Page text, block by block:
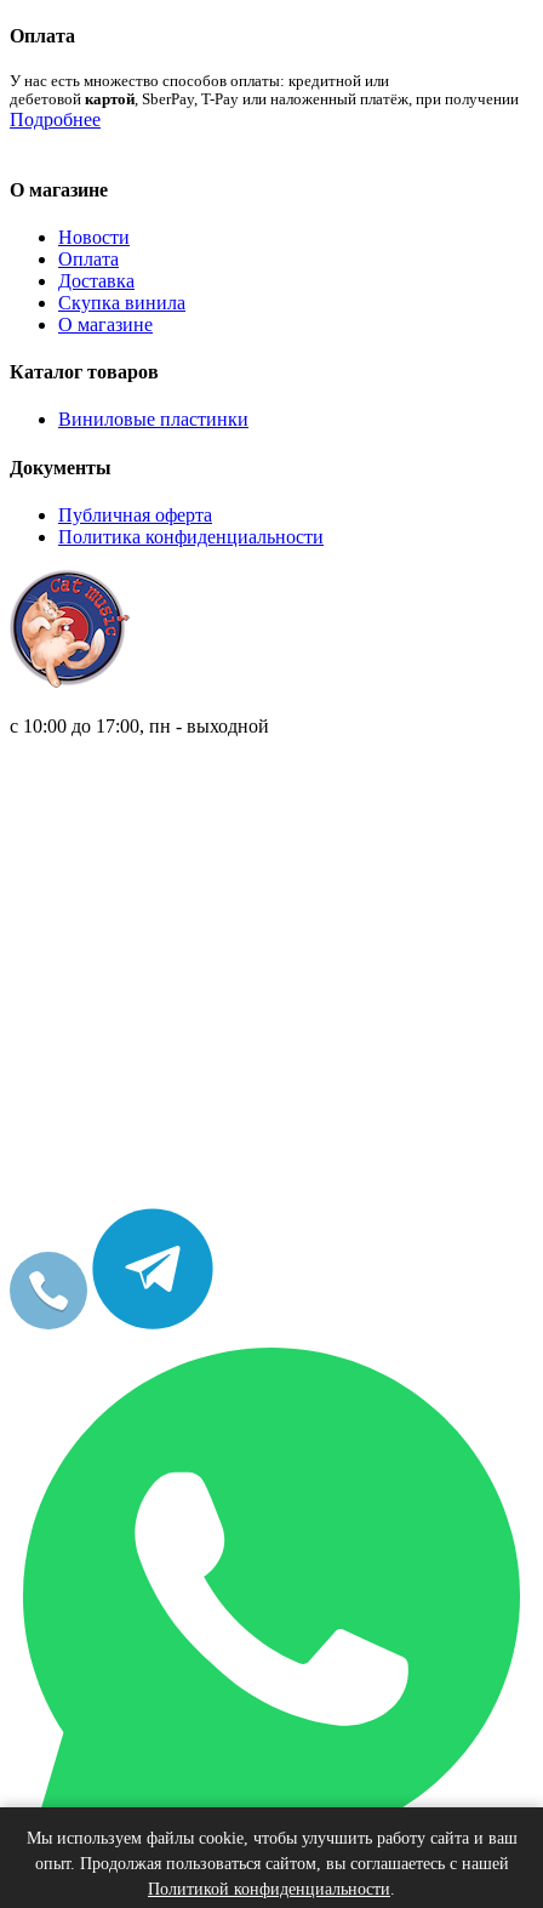
Оплата
У нас есть множество способов оплаты: кредитной или
дебетовой картой, SberPay, T-Pay или наложенный платёж, при получении
Подробнее
О магазине
Новости
Оплата
Доставка
Скупка винила
О магазине
Каталог товаров
Виниловые пластинки
Документы
Публичная оферта
Политика конфиденциальности
с 10:00 до 17:00, пн - выходной
Наверх
© Интернет-магазин виниловых пластинок, 2026
Мы используем файлы cookie, чтобы улучшить работу сайта и ваш
опыт. Продолжая пользоваться сайтом, вы соглашаетесь с нашей
Политикой конфиденциальности.